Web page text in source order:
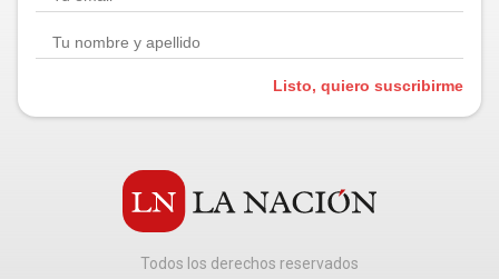
Listo, quiero suscribirme
Todos los derechos reservados